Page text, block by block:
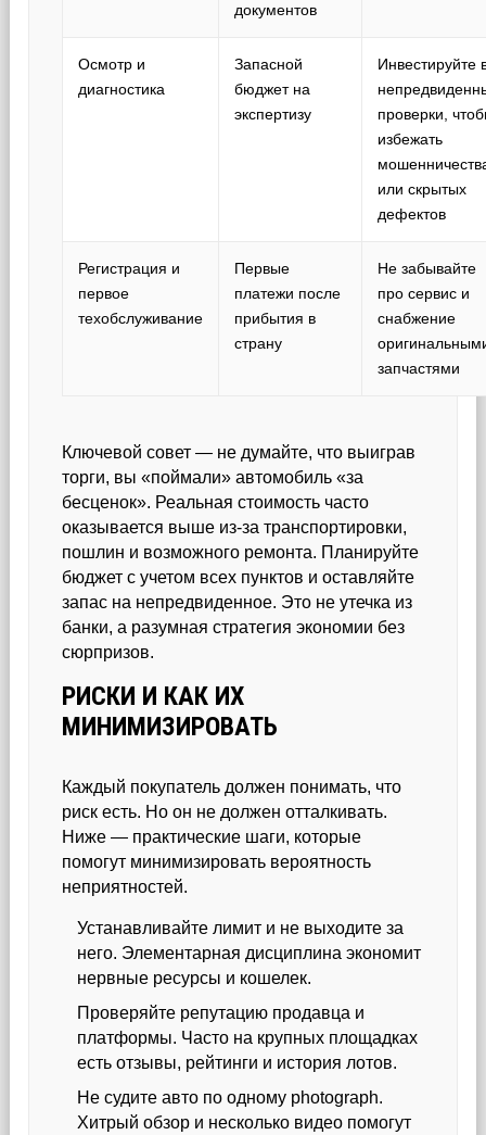
документов
Осмотр и
диагностика
Запасной
бюджет на
экспертизу
Инвестируйте
проверки,
избежать
или скрытых
дефектов
Регистрация и
первое
техобслуживание
Первые
платежи после
прибытия в
страну
Не забывайте
про сервис и
снабжение
запчастями
Ключевой совет — не думайте, что выиграв
торги, вы «поймали» автомобиль «за
бесценок». Реальная стоимость часто
оказывается выше из-за транспортировки,
пошлин и возможного ремонта. Планируйте
бюджет с учетом всех пунктов и оставляйте
запас на непредвиденное. Это не утечка из
банки, а разумная стратегия экономии без
сюрпризов.
РИСКИ И КАК ИХ
МИНИМИЗИРОВАТЬ
Каждый покупатель должен понимать, что
риск есть. Но он не должен отталкивать.
Ниже — практические шаги, которые
помогут минимизировать вероятность
неприятностей.
Устанавливайте лимит и не выходите за
него. Элементарная дисциплина экономит
нервные ресурсы и кошелек.
Проверяйте репутацию продавца и
платформы. Часто на крупных площадках
есть отзывы, рейтинги и история лотов.
Не судите авто по одному photograph.
Хитрый обзор и несколько видео помогут